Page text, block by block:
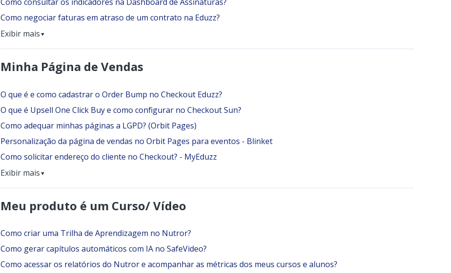
Como negociar faturas em atraso de um contrato na Eduzz?
Exibir mais ▼
Minha Página de Vendas
O que é e como cadastrar o Order Bump no Checkout Eduzz?
O que é Upsell One Click Buy e como configurar no Checkout Sun?
Como adequar minhas páginas a LGPD? (Orbit Pages)
Personalização da página de vendas no Orbit Pages para eventos - Blinket
Como solicitar endereço do cliente no Checkout? - MyEduzz
Exibir mais ▼
Meu produto é um Curso/ Vídeo
Como criar uma Trilha de Aprendizagem no Nutror?
Como gerar capítulos automáticos com IA no SafeVideo?
Como acessar os relatórios do Nutror e acompanhar as métricas dos meus cursos e alunos?